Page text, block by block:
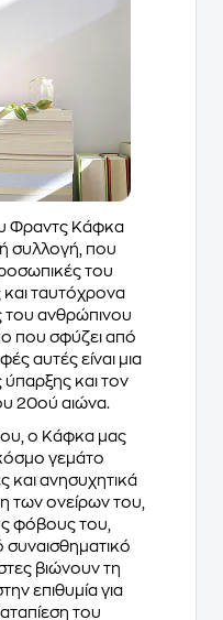
Φραντς Κάφκα
συλλογή, που
του
και ταυτόχρονα
του ανθρώπινου
που σφύζει από
αυτές είναι μια
ύπαρξης και τον
20ού αιώνα.
ο Κάφκα μας
γεμάτο
και ανησυχητικά
των ονείρων του,
φόβους του,
συναισθηματικό
βιώνουν τη
επιθυμία για
του